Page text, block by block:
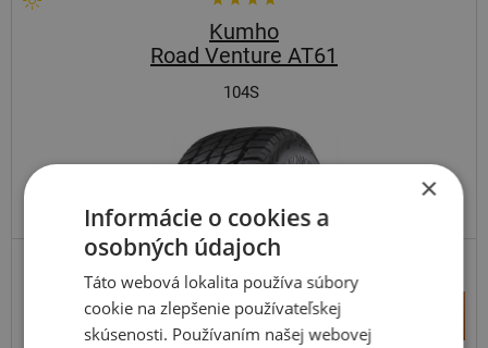
Kumho
Road Venture AT61
104S
169,70 €
+
–
×
Informácie o cookies a
osobných údajoch
Táto webová lokalita používa súbory
cookie na zlepšenie používateľskej
skúsenosti. Používaním našej webovej